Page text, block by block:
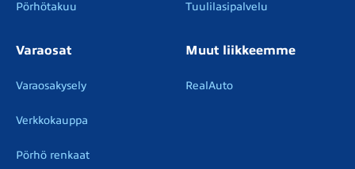
Pörhötakuu Tuulilasipalvelu
Varaosat
Varaosakysely
Verkkokauppa
Pörhö renkaat
Muut liikkeemme
RealAuto